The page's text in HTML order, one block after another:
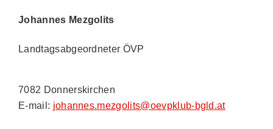
Johannes Mezgolits
Landtagsabgeordneter ÖVP
7082 Donnerskirchen
E-mail: johannes.mezgolits@oevpklub-bgld.at